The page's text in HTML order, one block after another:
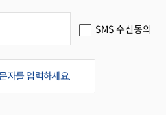
SMS 수신동의